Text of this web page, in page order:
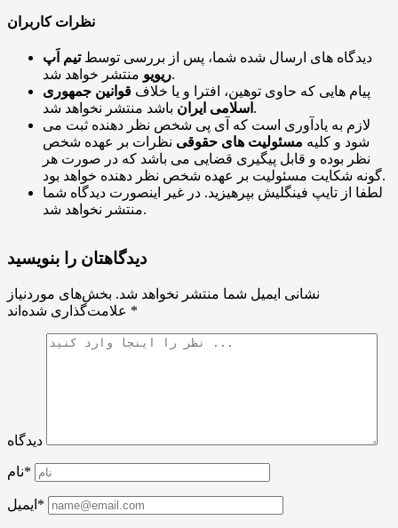
نظرات کاربران
دیدگاه های ارسال شده شما، پس از بررسی توسطتیم اَپ
ریویومنتشر خواهد شد.
پیام هایی که حاوی توهین، افترا و یا خلاف قوانین جمهوری
اسلامی ایران باشد منتشر نخواهد شد.
لازم به یادآوری است که آی پی شخص نظر دهنده ثبت می
شود و کلیه مسئولیت های حقوقی نظرات بر عهده شخص
نظر بوده و قابل پیگیری قضایی می باشد که در صورت هر
گونه شکایت مسئولیت بر عهده شخص نظر دهنده خواهد بود.
لطفا از تایپ فینگلیش بپرهیزید. در غیر اینصورت دیدگاه شما
منتشر نخواهد شد.
دیدگاهتان را بنویسید
نشانی ایمیل شما منتشر نخواهد شد. بخش‌های موردنیاز
*
دیدگاه
نام*
ایمیل*